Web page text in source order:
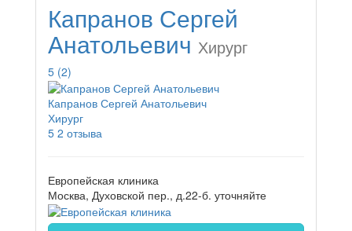
Капранов Сергей
Анатольевич Хирург
5 (2)
Капранов Сергей Анатольевич
Хирург
5 2 отзыва
Европейская клиника
Москва, Духовской пер., д.22-б. уточняйте